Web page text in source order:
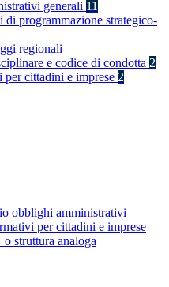
generali 11
di programmazione strategico-
regionali
e codice di condotta 2
cittadini e imprese 2
obblighi amministrativi
per cittadini e imprese
struttura analoga